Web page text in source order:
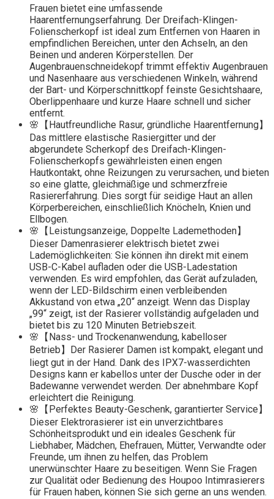
Frauen bietet eine umfassende
Haarentfernungserfahrung. Der Dreifach-Klingen-
Folienscherkopf ist ideal zum Entfernen von Haaren in
empfindlichen Bereichen, unter den Achseln, an den
Beinen und anderen Körperstellen. Der
Augenbrauenschneidekopf trimmt effektiv Augenbrauen
und Nasenhaare aus verschiedenen Winkeln, während
der Bart- und Körperschnittkopf feinste Gesichtshaare,
Oberlippenhaare und kurze Haare schnell und sicher
entfernt.
🌸【Hautfreundliche Rasur, gründliche Haarentfernung】
Das mittlere elastische Rasiergitter und der
abgerundete Scherkopf des Dreifach-Klingen-
Folienscherkopfs gewährleisten einen engen
Hautkontakt, ohne Reizungen zu verursachen, und bieten
so eine glatte, gleichmäßige und schmerzfreie
Rasiererfahrung. Dies sorgt für seidige Haut an allen
Körperbereichen, einschließlich Knöcheln, Knien und
Ellbogen.
🌸【Leistungsanzeige, Doppelte Lademethoden】
Dieser Damenrasierer elektrisch bietet zwei
Lademöglichkeiten: Sie können ihn direkt mit einem
USB-C-Kabel aufladen oder die USB-Ladestation
verwenden. Es wird empfohlen, das Gerät aufzuladen,
wenn der LED-Bildschirm einen verbleibenden
Akkustand von etwa „20“ anzeigt. Wenn das Display
„99“ zeigt, ist der Rasierer vollständig aufgeladen und
bietet bis zu 120 Minuten Betriebszeit.
🌸【Nass- und Trockenanwendung, kabelloser
Betrieb】Der Rasierer Damen ist kompakt, elegant und
liegt gut in der Hand. Dank des IPX7-wasserdichten
Designs kann er kabellos unter der Dusche oder in der
Badewanne verwendet werden. Der abnehmbare Kopf
erleichtert die Reinigung.
🌸【Perfektes Beauty-Geschenk, garantierter Service】
Dieser Elektrorasierer ist ein unverzichtbares
Schönheitsprodukt und ein ideales Geschenk für
Liebhaber, Mädchen, Ehefrauen, Mütter, Verwandte oder
Freunde, um ihnen zu helfen, das Problem
unerwünschter Haare zu beseitigen. Wenn Sie Fragen
zur Qualität oder Bedienung des Houpoo Intimrasierers
für Frauen haben, können Sie sich gerne an uns wenden.